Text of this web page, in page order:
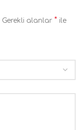
Gerekli alanlar * ile